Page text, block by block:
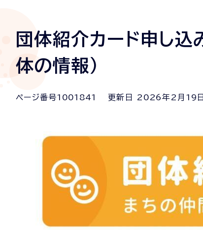
団体紹介カード申し込
体の情報）
ページ番号1001841 更新日 2026年2月 19 日